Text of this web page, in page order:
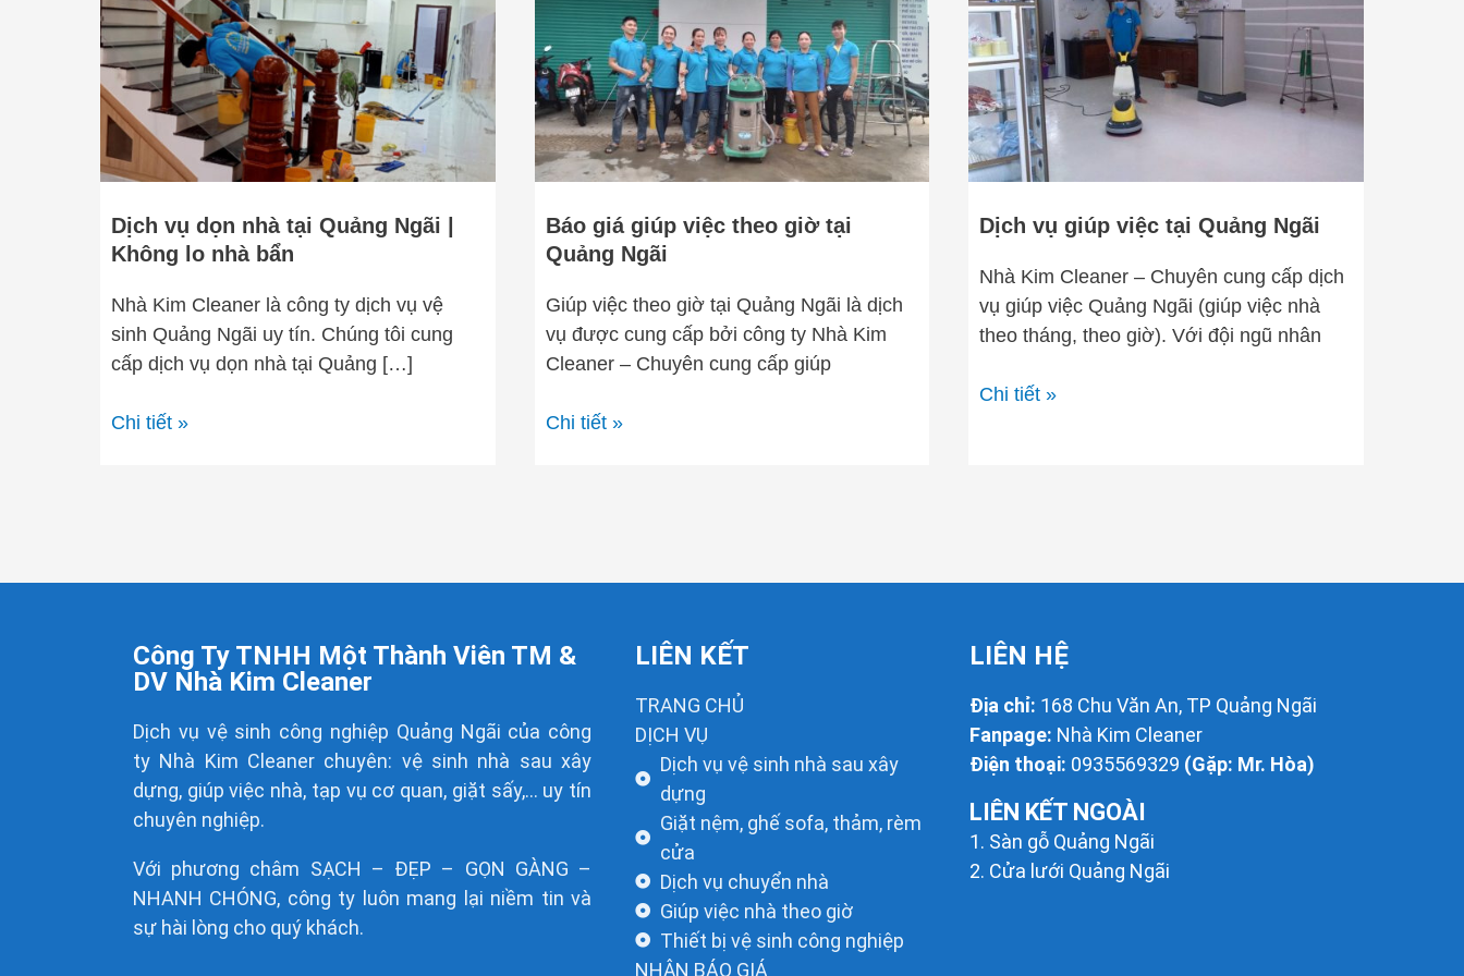
Dịch vụ dọn nhà tại Quảng Ngãi |
Không lo nhà bẩn
Nhà Kim Cleaner là công ty dịch vụ vệ
sinh Quảng Ngãi uy tín. Chúng tôi cung
cấp dịch vụ dọn nhà tại Quảng […]
nhà
tại
Quảng
Ngãi
Không
nhà
bẩn
Chi tiết »
Báo giá giúp việc theo giờ tại
Quảng Ngãi
Giúp việc theo giờ tại Quảng Ngãi là dịch
vụ được cung cấp bởi công ty Nhà Kim
Cleaner – Chuyên cung cấp giúp
việc
theo
giờ
tại
Quảng
Ngãi
Chi tiết »
Dịch vụ giúp việc tại Quảng Ngãi
Nhà Kim Cleaner – Chuyên cung cấp dịch
vụ giúp việc Quảng Ngãi (giúp việc nhà
theo tháng, theo giờ). Với đội ngũ nhân
việc
tại
Quảng
Ngãi
Chi tiết »
Công Ty TNHH Một Thành Viên TM &
DV Nhà Kim Cleaner
Dịch vụ vệ sinh công nghiệp Quảng Ngãi của công
ty Nhà Kim Cleaner chuyên: vệ sinh nhà sau xây
dựng, giúp việc nhà, tạp vụ cơ quan, giặt sấy,… uy tín
chuyên nghiệp.
Với phương châm SẠCH – ĐẸP – GỌN GÀNG –
NHANH CHÓNG, công ty luôn mang lại niềm tin và
sự hài lòng cho quý khách.
LIÊN KẾT
TRANG CHỦ
DỊCH VỤ
Dịch vụ vệ sinh nhà sau xây
dựng
Giặt nệm, ghế sofa, thảm, rèm
cửa
Dịch vụ chuyển nhà
Giúp việc nhà theo giờ
Thiết bị vệ sinh công nghiệp
NHẬN BÁO GIÁ
LIÊN HỆ
Địa chỉ: 168 Chu Văn An, TP Quảng Ngãi
Fanpage: Nhà Kim Cleaner
Điện thoại: 0935569329 (Gặp: Mr. Hòa)
LIÊN KẾT NGOÀI
1. Sàn gỗ Quảng Ngãi
2. Cửa lưới Quảng Ngãi